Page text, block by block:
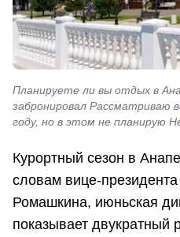
Планируете ли вы отдых в
забронировал Рассматриваю
году, но в этом не планирую
Курортный сезон в
словам вице-
Ромашкина, июньская
показывает двукратный